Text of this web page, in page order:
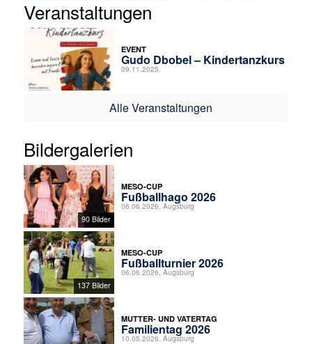
Veranstaltungen
EVENT
Gudo Dbobel – Kindertanzkurs
09.11.2025,
Alle Veranstaltungen
Bildergalerien
90 Bilder
MESO-CUP
Fußballhago 2026
06.06.2026, Augsburg
137 Bilder
MESO-CUP
Fußballturnier 2026
06.06.2026, Augsburg
MUTTER- UND VATERTAG
Familientag 2026
10.05.2026, Augsburg